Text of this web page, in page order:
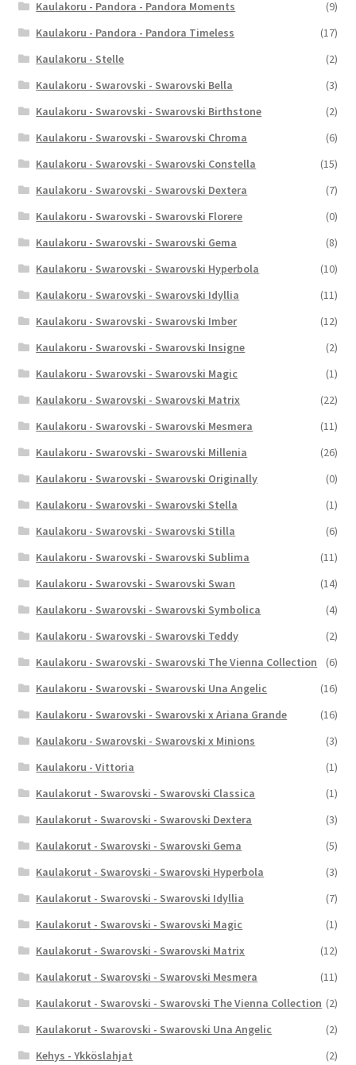
Kaulakoru - Pandora - Pandora Moments
(9)
Kaulakoru - Pandora - Pandora Timeless
(17)
Kaulakoru - Stelle
(2)
Kaulakoru - Swarovski - Swarovski Bella
(3)
Kaulakoru - Swarovski - Swarovski Birthstone
(2)
Kaulakoru - Swarovski - Swarovski Chroma
(6)
Kaulakoru - Swarovski - Swarovski Constella
(15)
Kaulakoru - Swarovski - Swarovski Dextera
(7)
Kaulakoru - Swarovski - Swarovski Florere
(0)
Kaulakoru - Swarovski - Swarovski Gema
(8)
Kaulakoru - Swarovski - Swarovski Hyperbola
(10)
Kaulakoru - Swarovski - Swarovski Idyllia
(11)
Kaulakoru - Swarovski - Swarovski Imber
(12)
Kaulakoru - Swarovski - Swarovski Insigne
(2)
Kaulakoru - Swarovski - Swarovski Magic
(1)
Kaulakoru - Swarovski - Swarovski Matrix
(22)
Kaulakoru - Swarovski - Swarovski Mesmera
(11)
Kaulakoru - Swarovski - Swarovski Millenia
(26)
Kaulakoru - Swarovski - Swarovski Originally
(0)
Kaulakoru - Swarovski - Swarovski Stella
(1)
Kaulakoru - Swarovski - Swarovski Stilla
(6)
Kaulakoru - Swarovski - Swarovski Sublima
(11)
Kaulakoru - Swarovski - Swarovski Swan
(14)
Kaulakoru - Swarovski - Swarovski Symbolica
(4)
Kaulakoru - Swarovski - Swarovski Teddy
(2)
Kaulakoru - Swarovski - Swarovski The Vienna Collection
(6)
Kaulakoru - Swarovski - Swarovski Una Angelic
(16)
Kaulakoru - Swarovski - Swarovski x Ariana Grande
(16)
Kaulakoru - Swarovski - Swarovski x Minions
(3)
Kaulakoru - Vittoria
(1)
Kaulakorut - Swarovski - Swarovski Classica
(1)
Kaulakorut - Swarovski - Swarovski Dextera
(3)
Kaulakorut - Swarovski - Swarovski Gema
(5)
Kaulakorut - Swarovski - Swarovski Hyperbola
(3)
Kaulakorut - Swarovski - Swarovski Idyllia
(7)
Kaulakorut - Swarovski - Swarovski Magic
(1)
Kaulakorut - Swarovski - Swarovski Matrix
(12)
Kaulakorut - Swarovski - Swarovski Mesmera
(11)
Kaulakorut - Swarovski - Swarovski The Vienna Collection (2)
Kaulakorut - Swarovski - Swarovski Una Angelic
(2)
Kehys - Ykköslahjat
(2)